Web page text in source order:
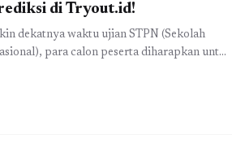
di Tryout.id!
dekatnya waktu ujian STPN (Sekolah
para calon peserta diharapkan untuk
tetapi juga sebagai langkah awal